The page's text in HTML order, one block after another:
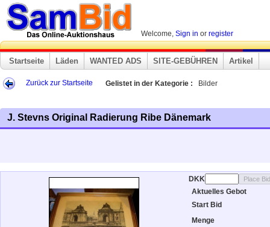
Welcome, Sign in or register
Startseite Läden WANTED ADS SITE-GEBÜHREN Artikel
Zurück zur Startseite Gelistet in der Kategorie : Bilder
J. Stevns Original Radierung Ribe Dänemark
DKK
Aktuelles Gebot
Start Bid
Menge